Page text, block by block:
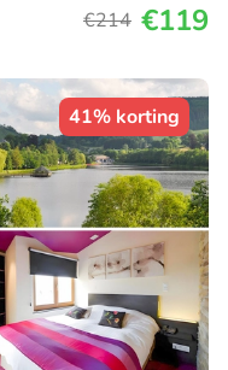
€214 €119
41% korting